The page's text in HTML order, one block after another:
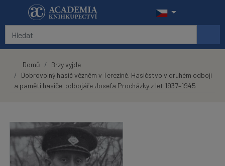
Přeskočit na hlavní obsah
Domů
Brzy vyjde
Dobrovolný hasič vězněm v Terezíně. Hasičstvo v druhém odboji
a paměti hasiče-odbojáře Josefa Procházky z let 1937–1945